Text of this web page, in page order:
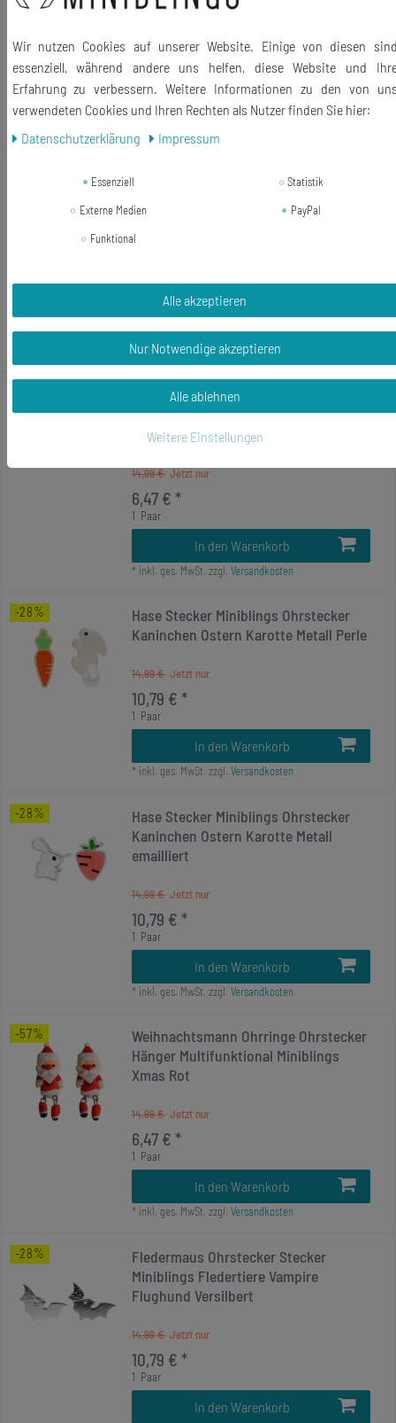
6,47 € *
1Paar
In den Warenkorb
Biskuitrolle Ohrstecker Miniblings
Biscuit GRÜN
*inkl. ges. MwSt.zzgl.Versandkosten
Biskuitrolle Ohrstecker Miniblings
Stecker Ohrringe Kuchen Biskuit
Biscuit ROSA
14,99 €
6,47 € *
1 Paar
In den Warenkorb
* inkl. ges. MwSt. zzgl. Versandkosten
-28%
Hase Stecker Miniblings Ohrstecker
Kaninchen Ostern Karotte Metall Perle
14,99 €
10,79 € *
1 Paar
In den Warenkorb
* inkl. ges. MwSt. zzgl. Versandkosten
-28%
Hase Stecker Miniblings Ohrstecker
Kaninchen Ostern Karotte Metall
emailliert
14,99 €
10,79 € *
1 Paar
In den Warenkorb
* inkl. ges. MwSt. zzgl. Versandkosten
-57%
Weihnachtsmann Ohrringe Ohrstecker
Hänger Multifunktional Miniblings
Xmas Rot
14,99 €
6,47 € *
1 Paar
In den Warenkorb
* inkl. ges. MwSt. zzgl. Versandkosten
-28%
Fledermaus Ohrstecker Stecker
Miniblings Fledertiere Vampire
Flughund Versilbert
14,99 €
10,79 € *
1 Paar
In den Warenkorb
Wir nutzen Cookies auf unserer Website. Einige von diesen
essenziell, während andere uns helfen, diese Website und
Erfahrung zu verbessern. Weitere Informationen zu den von
verwendeten Cookies und Ihren Rechten als Nutzer finden Sie hier:
Daten­schutz­erklärung
Impressum
Essenziell
Statistik
Externe Medien
PayPal
Funktional
Alle akzeptieren
Nur Notwendige akzeptieren
Alle ablehnen
Weitere Einstellungen